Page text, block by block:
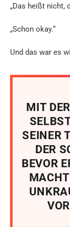
„Das heißt nicht,
„Schon okay.“
Und das war es
MIT
SEINER
DER
BEVOR